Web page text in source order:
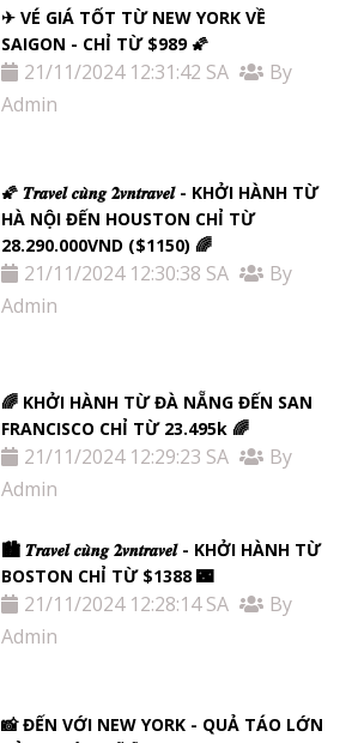
✈ VÉ GIÁ TỐT TỪ NEW YORK VỀ
SAIGON - CHỈ TỪ $989 🌠
21/11/2024 12:31:42 SA
By
Admin
🌠 𝑻𝒓𝒂𝒗𝒆𝒍 𝒄𝒖̀𝒏𝒈 𝟐𝒗𝒏𝒕𝒓𝒂𝒗𝒆𝒍 - KHỞI HÀNH TỪ
HÀ NỘI ĐẾN HOUSTON CHỈ TỪ
28.290.000VND ($1150) 🌈
21/11/2024 12:30:38 SA
By
Admin
🌈 KHỞI HÀNH TỪ ĐÀ NẴNG ĐẾN SAN
FRANCISCO CHỈ TỪ 23.495k 🌈
21/11/2024 12:29:23 SA
By
Admin
🏙 𝑻𝒓𝒂𝒗𝒆𝒍 𝒄𝒖̀𝒏𝒈 𝟐𝒗𝒏𝒕𝒓𝒂𝒗𝒆𝒍 - KHỞI HÀNH TỪ
BOSTON CHỈ TỪ $1388 🌃
21/11/2024 12:28:14 SA
By
Admin
📸 ĐẾN VỚI NEW YORK - QUẢ TÁO LỚN